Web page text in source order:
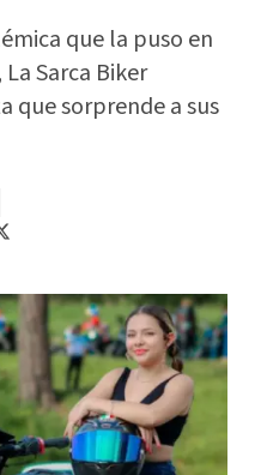
que la puso en
Sarca Biker
que sorprende a sus